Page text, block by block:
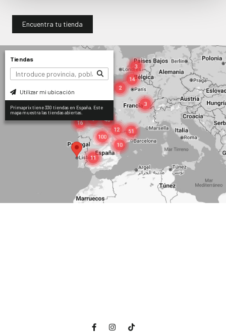
Encuentra tu tienda
Tiendas
Utilizar mi ubicación
Primaprix tiene 330 tiendas en España. Este
mapa muestra las tiendas abiertas.